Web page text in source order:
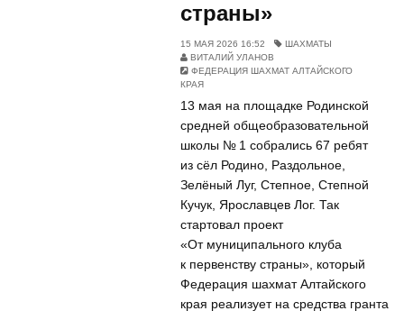
страны»
15 МАЯ 2026 16:52
ШАХМАТЫ
ВИТАЛИЙ УЛАНОВ
ФЕДЕРАЦИЯ ШАХМАТ АЛТАЙСКОГО
КРАЯ
13 мая на площадке Родинской
средней общеобразовательной
школы № 1 собрались 67 ребят
из сёл Родино, Раздольное,
Зелёный Луг, Степное, Степной
Кучук, Ярославцев Лог. Так
стартовал проект
«От муниципального клуба
к первенству страны», который
Федерация шахмат Алтайского
края реализует на средства гранта